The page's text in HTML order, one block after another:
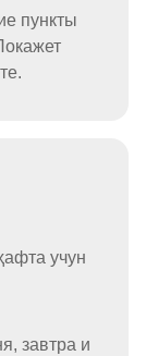
пункты
учун
завтра и